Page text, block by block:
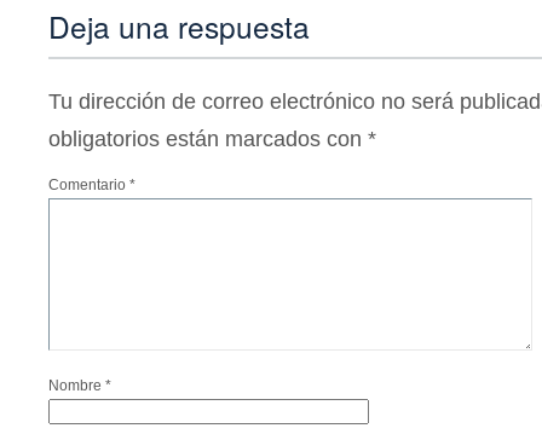
Deja una respuesta
Tu dirección de correo electrónico no será
obligatorios están marcados con *
Comentario *
Nombre *